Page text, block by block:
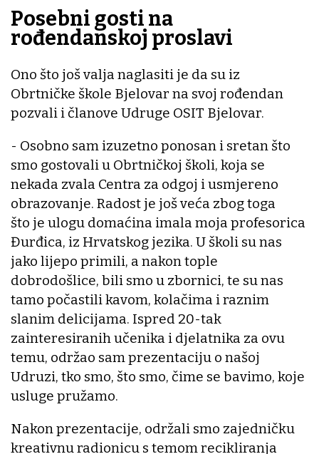
Posebni gosti na
rođendanskoj proslavi
Ono što još valja naglasiti je da su iz
Obrtničke škole Bjelovar na svoj rođendan
pozvali i članove Udruge OSIT Bjelovar.
- Osobno sam izuzetno ponosan i sretan što
smo gostovali u Obrtničkoj školi, koja se
nekada zvala Centra za odgoj i usmjereno
obrazovanje. Radost je još veća zbog toga
što je ulogu domaćina imala moja profesorica
Đurđica, iz Hrvatskog jezika. U školi su nas
jako lijepo primili, a nakon tople
dobrodošlice, bili smo u zbornici, te su nas
tamo počastili kavom, kolačima i raznim
slanim delicijama. Ispred 20-tak
zainteresiranih učenika i djelatnika za ovu
temu, održao sam prezentaciju o našoj
Udruzi, tko smo, što smo, čime se bavimo, koje
usluge pružamo.
Nakon prezentacije, održali smo zajedničku
kreativnu radionicu s temom recikliranja